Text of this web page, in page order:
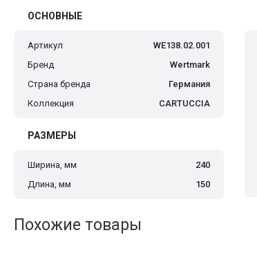
ОСНОВНЫЕ
Артикул
WE138.02.001
Бренд
Wertmark
Страна бренда
Германия
Коллекция
CARTUCCIA
РАЗМЕРЫ
Ширина, мм
240
Длина, мм
150
Похожие товары